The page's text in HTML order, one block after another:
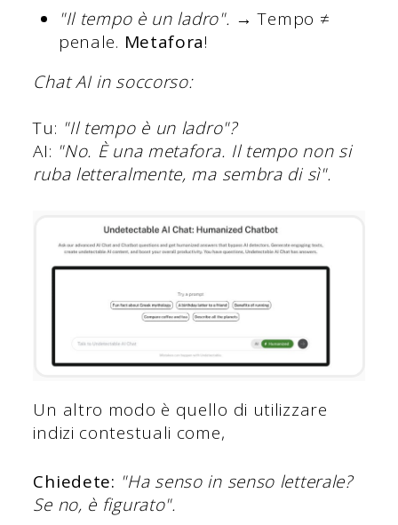
"Il tempo è un ladro". → Tempo ≠
penale. Metafora!
Chat AI in soccorso:
Tu: "Il tempo è un ladro"?
AI: "No. È una metafora. Il tempo non si
ruba letteralmente, ma sembra di sì".
Un altro modo è quello di utilizzare
indizi contestuali come,
Chiedete: "Ha senso in senso letterale?
Se no, è figurato".